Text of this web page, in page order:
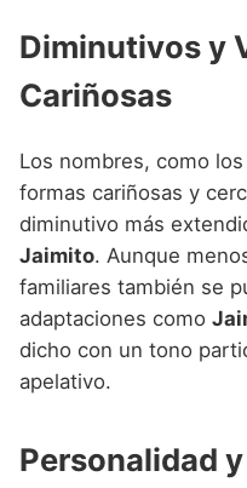
Diminutivos y
Cariñosas
Los nombres, como
formas cariñosas y
diminutivo más
Jaimito. Aunque
familiares también se
adaptaciones como
dicho con un tono
apelativo.
Personalidad